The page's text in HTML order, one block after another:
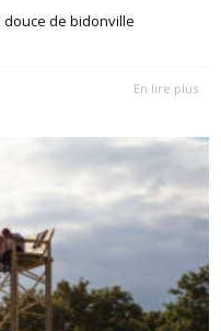
de bidonville
En lire plus